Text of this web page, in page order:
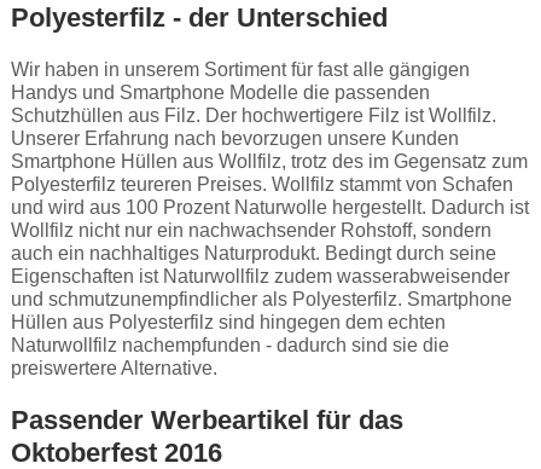
Polyesterfilz - der Unterschied
Wir haben in unserem Sortiment für fast alle gängigen
Handys und Smartphone Modelle die passenden
Schutzhüllen aus Filz. Der hochwertigere Filz ist Wollfilz.
Unserer Erfahrung nach bevorzugen unsere Kunden
Smartphone Hüllen aus Wollfilz, trotz des im Gegensatz zum
Polyesterfilz teureren Preises. Wollfilz stammt von Schafen
und wird aus 100 Prozent Naturwolle hergestellt. Dadurch ist
Wollfilz nicht nur ein nachwachsender Rohstoff, sondern
auch ein nachhaltiges Naturprodukt. Bedingt durch seine
Eigenschaften ist Naturwollfilz zudem wasserabweisender
und schmutzunempfindlicher als Polyesterfilz. Smartphone
Hüllen aus Polyesterfilz sind hingegen dem echten
Naturwollfilz nachempfunden - dadurch sind sie die
preiswertere Alternative.
Passender Werbeartikel für das
Oktoberfest 2016